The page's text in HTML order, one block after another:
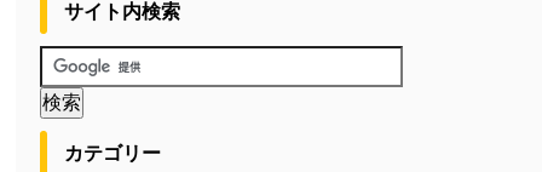
サイト内検索
カテゴリー